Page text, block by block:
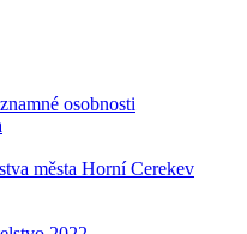
osobnosti
města Horní Cerekev